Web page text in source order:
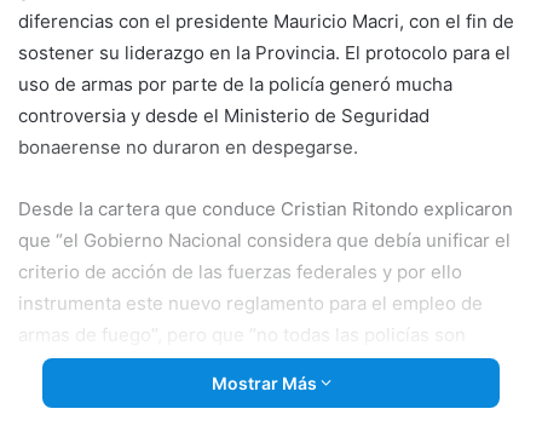
diferencias con el presidente Mauricio Macri, con el fin de
sostener su liderazgo en la Provincia. El protocolo para el
uso de armas por parte de la policía generó mucha
controversia y desde el Ministerio de Seguridad
bonaerense no duraron en despegarse.
Desde la cartera que conduce Cristian Ritondo explicaron
que “el Gobierno Nacional considera que debía unificar el
criterio de acción de las fuerzas federales y por ello
instrumenta este nuevo reglamento para el empleo de
armas de fuego”, pero que “no todas las policías son
iguales”. Además, remarcaron la importancia de “dar el
debate y cuando sea el momento lo vamos a evaluar”.
Mostrar Más